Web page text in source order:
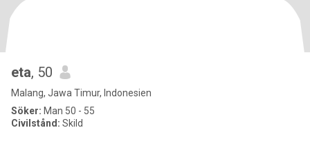
eta, 50
Malang, Jawa Timur, Indonesien
Söker: Man 50 - 55
Civilstånd: Skild